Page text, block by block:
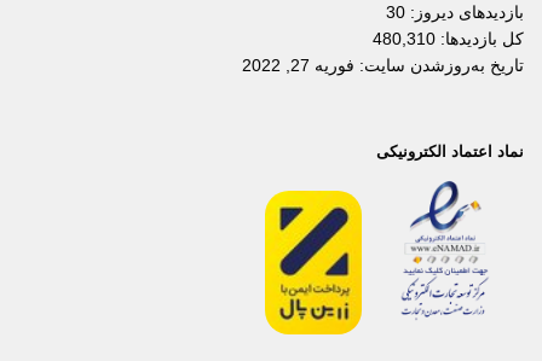
بازدیدهای دیروز: 30
کل بازدیدها: 480,310
تاریخ به‌روزشدن سایت: فوریه 27, 2022
نماد اعتماد الکترونیکی